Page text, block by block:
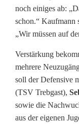
e
r
n
i
m
m
noch einiges ab:
schon.“ Kaufmann
„Wir müssen auf
Verstärkung
mehrere
soll der Defensive
(TSV Trebgast),
sowie die
aus der eigenen